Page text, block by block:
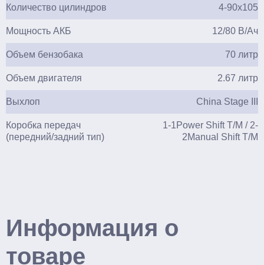
Количество цилиндров 4-90х105
Мощность АКБ 12/80 В/Ач
Объем бензобака 70 литр
Объем двигателя 2.67 литр
Выхлоп China Stage III
Коробка передач
(передний/задний тип)
1-1Power Shift T/M / 2-
2Manual Shift T/M
Информация о
товаре